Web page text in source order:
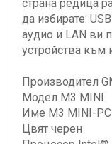
страна редица
да избирате:
аудио и LAN ви
устройства към
Производител
Модел M3 MINI
Име M3 MINI-PC
Цвят черен